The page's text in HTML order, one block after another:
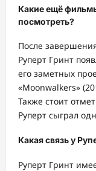
Какие ещё
посмотреть?
После
Руперт Гринт
его заметных
«Moonwalkers»
Также стоит
Руперт сыграл
Какая связь у
Руперт Гринт